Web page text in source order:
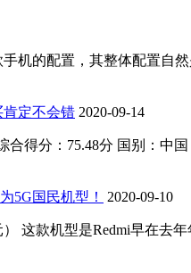
机的配置，其整体配置自
肯定不会错 2020-09-14
合得分：75.48分 国别：
5G国民机型！ 2020-09-10
） 这款机型是Redmi早在